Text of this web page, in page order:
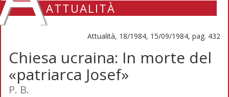
ATTUALITÀ
Attualità, 18/1984, 15/09/1984, pag. 432
Chiesa ucraina: In morte del
«patriarca Josef»
P. B.